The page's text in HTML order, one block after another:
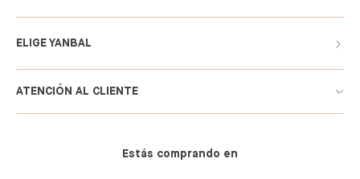
ELIGE YANBAL
ATENCIÓN AL CLIENTE
Estás comprando en